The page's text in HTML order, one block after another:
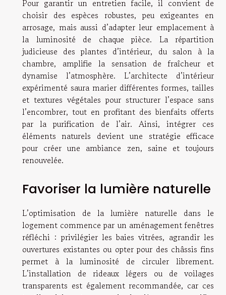
Pour garantir un entretien facile, il convient de
choisir des espèces robustes, peu exigeantes en
arrosage, mais aussi d’adapter leur emplacement à
la luminosité de chaque pièce. La répartition
judicieuse des plantes d’intérieur, du salon à la
chambre, amplifie la sensation de fraîcheur et
dynamise l’atmosphère. L’architecte d’intérieur
expérimenté saura marier différentes formes, tailles
et textures végétales pour structurer l’espace sans
l’encombrer, tout en profitant des bienfaits offerts
par la purification de l’air. Ainsi, intégrer ces
éléments naturels devient une stratégie efficace
pour créer une ambiance zen, saine et toujours
renouvelée.
Favoriser la lumière naturelle
L’optimisation de la lumière naturelle dans le
logement commence par un aménagement fenêtres
réfléchi : privilégier les baies vitrées, agrandir les
ouvertures existantes ou opter pour des châssis fins
permet à la luminosité de circuler librement.
L’installation de rideaux légers ou de voilages
transparents est également recommandée, car ces